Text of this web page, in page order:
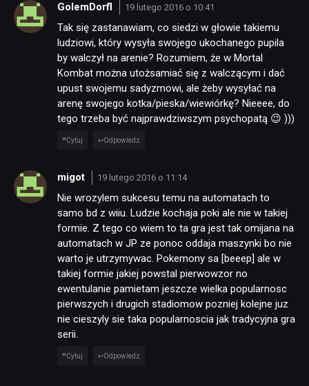
GolemDorfl 19 lutego 2016 o 10:41
Tak się zastanawiam, co siedzi w głowie takiemu
ludziowi, który wysyła swojego ukochanego pupila
by walczył na arenie? Rozumiem, że w Mortal
Kombat można utożsamiać się z walczącym i dać
upust swojemu sadyzmowi, ale żeby wysyłać na
arenę swojego kotka/pieska/wiewiórkę? Nieeee, do
tego trzeba być najprawdziwszym psychopatą 😉 )))
Cytuj Odpowiedz
migot 19 lutego 2016 o 11:14
Nie wrozylem sukcesu temu na automatach to
samo bd z wiiu. Ludzie kochaja poki ale nie w takiej
formie. Z tego co wiem to ta gra jest tak omijana na
automatach w JP ze ponoc oddaja maszynki bo nie
warto je utrzymywac. Pokemony sa [beeep] ale w
takiej formie jakiej powstal pierwowzor no
ewentulanie pamietam jeszcze wielka popularnosc
pierwszych i drugich stadiomow pozniej kolejne juz
nie cieszyly sie taka popularnoscia jak tradycyjna gra
serii.
Cytuj Odpowiedz